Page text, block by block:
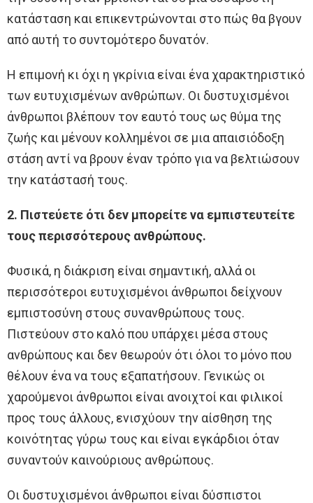
κατάσταση και επικεντρώνονται στο πώς θα βγουν
από αυτή το συντομότερο δυνατόν.
Η επιμονή κι όχι η γκρίνια είναι ένα χαρακτηριστικό
των ευτυχισμένων ανθρώπων. Οι δυστυχισμένοι
άνθρωποι βλέπουν τον εαυτό τους ως θύμα της
ζωής και μένουν κολλημένοι σε μια απαισιόδοξη
στάση αντί να βρουν έναν τρόπο για να βελτιώσουν
την κατάστασή τους.
2. Πιστεύετε ότι δεν μπορείτε να εμπιστευτείτε
τους περισσότερους ανθρώπους.
Φυσικά, η διάκριση είναι σημαντική, αλλά οι
περισσότεροι ευτυχισμένοι άνθρωποι δείχνουν
εμπιστοσύνη στους συνανθρώπους τους.
Πιστεύουν στο καλό που υπάρχει μέσα στους
ανθρώπους και δεν θεωρούν ότι όλοι το μόνο που
θέλουν ένα να τους εξαπατήσουν. Γενικώς οι
χαρούμενοι άνθρωποι είναι ανοιχτοί και φιλικοί
προς τους άλλους, ενισχύουν την αίσθηση της
κοινότητας γύρω τους και είναι εγκάρδιοι όταν
συναντούν καινούριους ανθρώπους.
Οι δυστυχισμένοι άνθρωποι είναι δύσπιστοι